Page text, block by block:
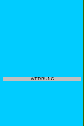
WERBUNG